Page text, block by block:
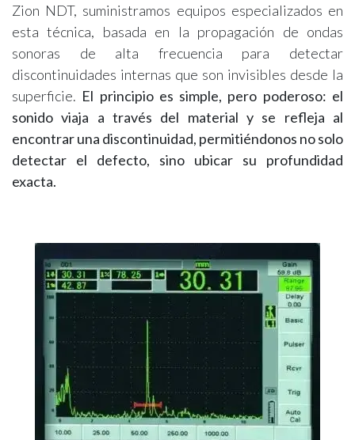
Zion NDT, suministramos equipos especializados en
esta técnica, basada en la propagación de ondas
sonoras de alta frecuencia para detectar
discontinuidades internas que son invisibles desde la
superficie. El principio es simple, pero poderoso: el
sonido viaja a través del material y se refleja al
encontrar una discontinuidad, permitiéndonos no solo
detectar el defecto, sino ubicar su profundidad
exacta.